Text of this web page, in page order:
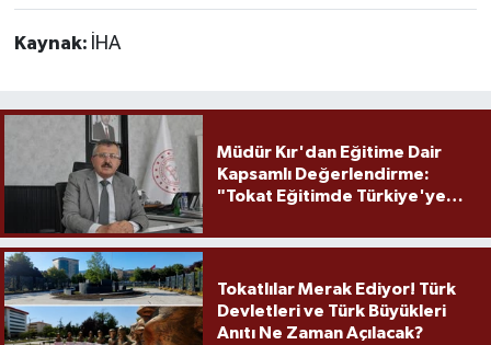
Kaynak: İHA
Müdür Kır'dan Eğitime Dair
Kapsamlı Değerlendirme:
"Tokat Eğitimde Türkiye'ye
Tokatlılar Merak Ediyor! Türk
Devletleri ve Türk Büyükleri
Anıtı Ne Zaman Açılacak?